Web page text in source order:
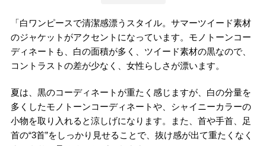
「白ワンピースで清潔感漂うスタイル。サマーツイード素材
のジャケットがアクセントになっています。モノトーンコー
ディネートも、白の面積が多く、ツイード素材の黒なので、
コントラストの差が少なく、女性らしさが漂います。
夏は、黒のコーディネートが重たく感じますが、白の分量を
多くしたモノトーンコーディネートや、シャイニーカラーの
小物を取り入れると涼しげになります。また、首や手首、足
首の“3首”をしっかり見せることで、抜け感が出て重たくなく